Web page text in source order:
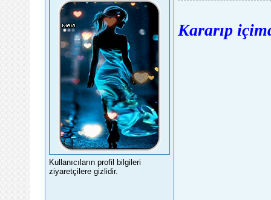
Kullanıcıların profil bilgileri
ziyaretçilere gizlidir.
Kararıp